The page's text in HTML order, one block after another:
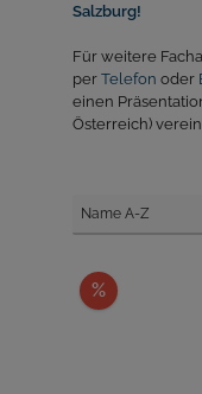
Salzburg!
Für weitere
per Telefon oder
einen
Österreich)
%